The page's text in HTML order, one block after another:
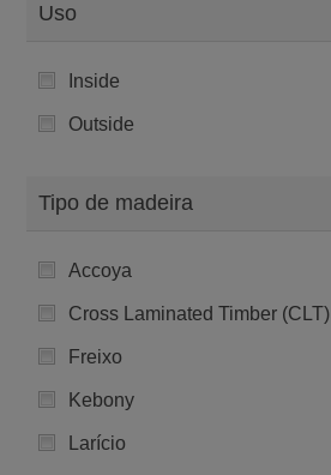
Uso
Inside
Outside
Tipo de madeira
Accoya
Cross Laminated Timber (CLT)
Freixo
Kebony
Larício